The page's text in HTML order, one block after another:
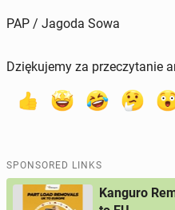
PAP / Jagoda Sowa
Dziękujemy za przeczytanie
SPONSORED LINKS
Kanguro